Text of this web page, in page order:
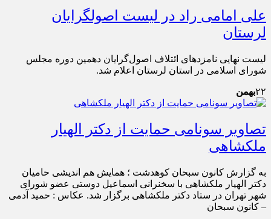
علی امامی راد در لیست اصولگرایان
لرستان
لیست نهایی نامزدهای ائتلاف اصول‌گرایان دهمین دوره مجلس
شورای اسلامی در استان لرستان اعلام شد.
۲۲بهمن
تصاویر سونامی حمایت از دکتر الهیار
ملکشاهی
به گزارش کانون سبحان کوهدشت ؛ همایش هم اندیشی حامیان
دکتر الهیار ملکشاهی با سخنرانی اسماعیل دوستی عضو شورای
شهر تهران در ستاد دکتر ملکشاهی برگزار شد. عکاس : حمید آدمی
– کانون سبحان